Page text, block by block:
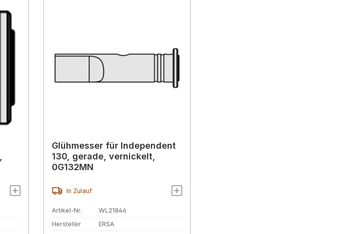
Glühmesser für Independent
130, gerade, vernickelt,
0G132MN
In Zulauf
Artikel-Nr.
WL21846
Hersteller
ERSA